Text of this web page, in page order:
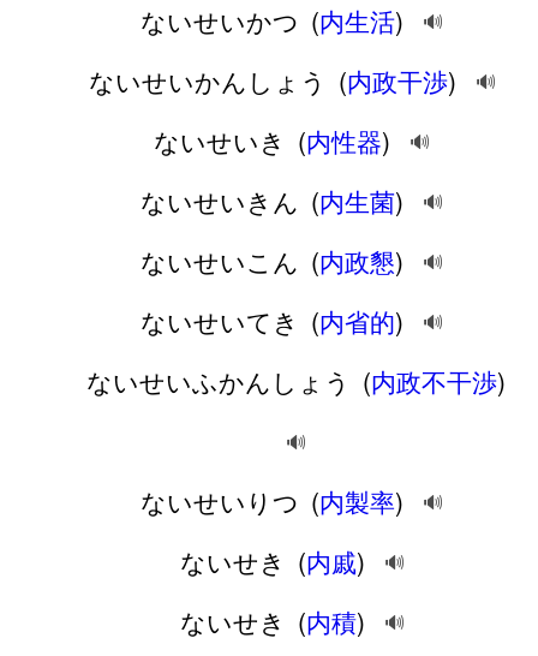
ないせいかつ (内生活) 🔊
ないせいかんしょう (内政干渉) 🔊
ないせいき (内性器) 🔊
ないせいきん (内生菌) 🔊
ないせいこん (内政懇) 🔊
ないせいてき (内省的) 🔊
ないせいふかんしょう (内政不干渉)
🔊
ないせいりつ (内製率) 🔊
ないせき (内戚) 🔊
ないせき (内積) 🔊